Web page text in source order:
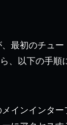
最初のチュ
、以下の手順
インインタ